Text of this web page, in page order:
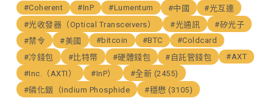
#Coherent
#InP #Lumentum #中國
#光互連
#光收發器（Optical Transceivers）
#光通訊
#矽光子
#禁令
#美國 #bitcoin #BTC
#Coldcard
#冷錢包
#比特幣 #硬體錢包 #自託管錢包
#AXT
#Inc.（AXTI）
#InP）
#全新 (2455)
#磷化銦（Indium Phosphide
#穩懋 (3105)